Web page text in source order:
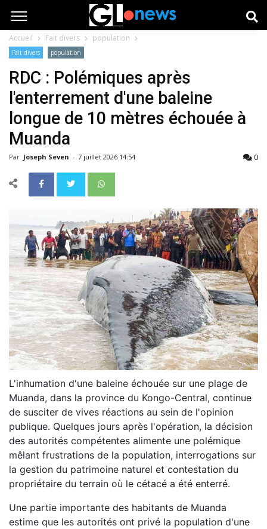
Accueil Fait divers population
Fait divers population
RDC : Polémiques après
l'enterrement d'une baleine
longue de 10 mètres échouée à
Muanda
Par Joseph Seven - 7 juillet 2026 14:54 0
L'inhumation d'une baleine échouée sur une plage de
Muanda, dans la province du Kongo-Central, continue
de susciter de vives réactions au sein de l'opinion
publique. Quelques jours après l'opération, la décision
des autorités compétentes alimente une polémique
mêlant frustrations de la population, interrogations sur
la gestion du patrimoine naturel et contestation du
propriétaire du terrain où le cétacé a été enterré.
Une partie importante des habitants de Muanda
estime que les autorités ont privé la population d'une